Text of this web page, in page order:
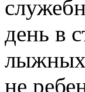
день в
лыжных
не